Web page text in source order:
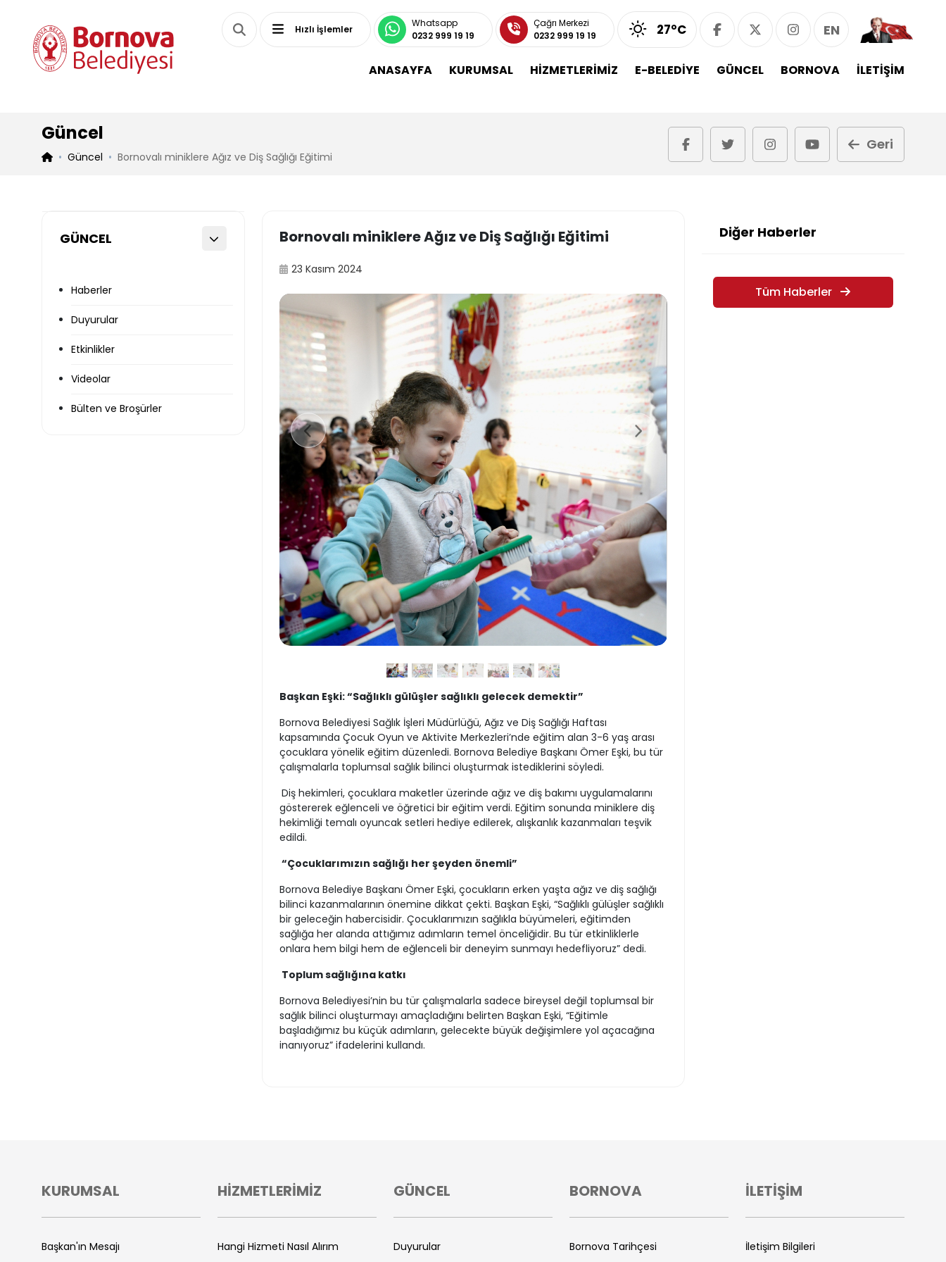
Hızlı İşlemler
Whatsapp
0232 999 19 19
Çağrı Merkezi
0232 999 19 19
27°C EN
ANASAYFA KURUMSAL HİZMETLERİMİZ E-BELEDİYE GÜNCEL BORNOVA İLETİŞİM
Güncel
Güncel Bornovalı miniklere Ağız ve Diş Sağlığı Eğitimi
Geri
GÜNCEL
Haberler
Duyurular
Etkinlikler
Videolar
Bülten ve Broşürler
Bornovalı miniklere Ağız ve Diş Sağlığı Eğitimi
23 Kasım 2024
Başkan Eşki: “Sağlıklı gülüşler sağlıklı gelecek demektir”
Bornova Belediyesi Sağlık İşleri Müdürlüğü, Ağız ve Diş Sağlığı Haftası
kapsamında Çocuk Oyun ve Aktivite Merkezleri’nde eğitim alan 3-6 yaş arası
çocuklara yönelik eğitim düzenledi. Bornova Belediye Başkanı Ömer Eşki, bu tür
çalışmalarla toplumsal sağlık bilinci oluşturmak istediklerini söyledi.
Diş hekimleri, çocuklara maketler üzerinde ağız ve diş bakımı uygulamalarını
göstererek eğlenceli ve öğretici bir eğitim verdi. Eğitim sonunda miniklere diş
hekimliği temalı oyuncak setleri hediye edilerek, alışkanlık kazanmaları teşvik
edildi.
“Çocuklarımızın sağlığı her şeyden önemli”
Bornova Belediye Başkanı Ömer Eşki, çocukların erken yaşta ağız ve diş sağlığı
bilinci kazanmalarının önemine dikkat çekti. Başkan Eşki, “Sağlıklı gülüşler sağlıklı
bir geleceğin habercisidir. Çocuklarımızın sağlıkla büyümeleri, eğitimden
sağlığa her alanda attığımız adımların temel önceliğidir. Bu tür etkinliklerle
onlara hem bilgi hem de eğlenceli bir deneyim sunmayı hedefliyoruz” dedi.
Toplum sağlığına katkı
Bornova Belediyesi’nin bu tür çalışmalarla sadece bireysel değil toplumsal bir
sağlık bilinci oluşturmayı amaçladığını belirten Başkan Eşki, “Eğitimle
başladığımız bu küçük adımların, gelecekte büyük değişimlere yol açacağına
inanıyoruz” ifadelerini kullandı.
Diğer Haberler
Tüm Haberler
KURUMSAL
Başkan'ın Mesajı
HİZMETLERİMİZ
Hangi Hizmeti Nasıl Alırım
GÜNCEL
Duyurular
BORNOVA
Bornova Tarihçesi
İLETİŞİM
İletişim Bilgileri